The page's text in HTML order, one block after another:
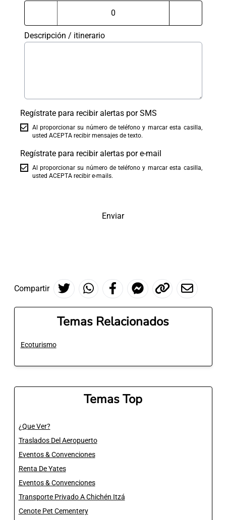
Descripción / itinerario
Regístrate para recibir alertas por SMS
Al proporcionar su número de teléfono y marcar esta casilla,
usted ACEPTA recibir mensajes de texto.
Regístrate para recibir alertas por e-mail
Al proporcionar su número de teléfono y marcar esta casilla,
usted ACEPTA recibir e-mails.
Enviar
Compartir
Temas Relacionados
Ecoturismo
Temas Top
¿Que Ver?
Traslados Del Aeropuerto
Eventos & Convenciones
Renta De Yates
Eventos & Convenciones
Transporte Privado A Chichén Itzá
Cenote Pet Cementery